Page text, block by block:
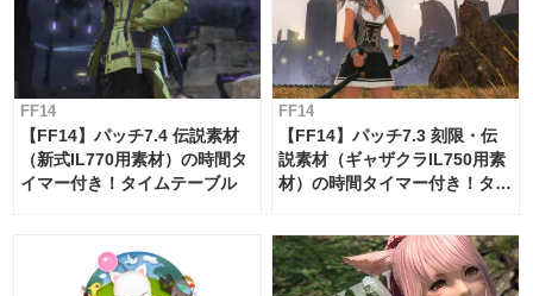
FF14
【FF14】パッチ7.4 伝説素材
（新式IL770用素材）の時間タ
イマー付き！タイムテーブル
FF14
【FF14】パッチ7.3 刻限・伝
説素材（ギャザクラIL750用素
材）の時間タイマー付き！タイ